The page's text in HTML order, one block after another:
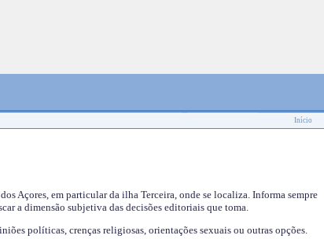
Início
Açores, em particular da ilha Terceira, onde se localiza. Informa sempre
a dimensão subjetiva das decisões editoriais que toma.
políticas, crenças religiosas, orientações sexuais ou outras opções.